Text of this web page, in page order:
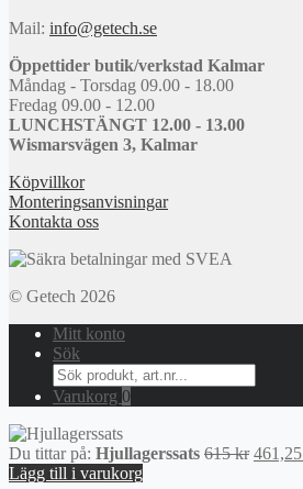
Mail: info@getech.se
Öppettider butik/verkstad Kalmar
Måndag - Torsdag 09.00 - 18.00
Fredag 09.00 - 12.00
LUNCHSTÄNGT 12.00 - 13.00
Wismarsvägen 3, Kalmar
Köpvillkor
Monteringsanvisningar
Kontakta oss
© Getech 2026
Mitt konto
Sök
Search
for:
Varukorg 0
Du tittar på: Hjullagerssats 615kr Det
461,25
Lägg till i varukorg